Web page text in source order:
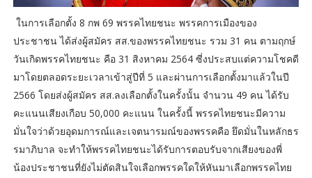
ในการเลือกตั้ง 8 กพ 69 พรรคไทยชนะ พรรคการเมืองของ
ประชาชน ได้ส่งผู้สมัคร สส.ของพรรคไทยชนะ รวม 31 คน ตามฤกษ์
วันเกิดพรรคไทยชนะ คือ 31 สิงหาคม 2564 ซี่งประสบแต่ความโชคดี
มาโดยตลอดระยะเวลาเข้าสู่ปีที่ 5 และผ่านการเลือกตั้งมาแล้วในปี
2566 โดยส่งผู้สมัคร สส.ลงเลือกตั้งในครั้งนั้น จำนวน 49 คน ได้รับ
คะแนนเสียงเกือบ 50,000 คะแนน ในครั้งนี้ พรรคไทยชนะมีความ
มั่นใจว่าด้วยอุดมการณ์และเจตนารมณ์ของพรรคคือ ยึดมั่นในหลักธร
รมาภิบาล จะทำให้พรรคไทยชนะได้รับการตอบรับจากเสียงของพี่
น้องประชาชนที่ยังไม่ตัดสินใจเลือกพรรคใดให้หันมาเลือกพรรคไทย